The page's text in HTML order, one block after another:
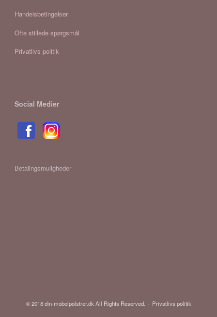
Handelsbetingelser
Ofte stillede spørgsmål
Privatlivs politik
Social Medier
Betalingsmuligheder
© 2018 din-mobelpolstrer.dk All Rights Reserved. Privatlivs politik